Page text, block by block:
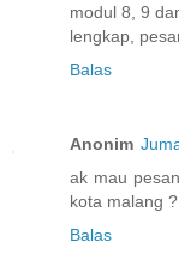
modul 8, 9
lengkap,
Balas
Anonim
ak mau
kota malang ?
Balas